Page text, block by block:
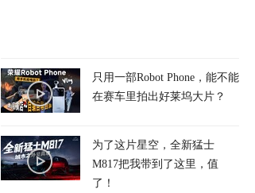
只用一部Robot Phone，能不能
在赛车里拍出好莱坞大片？
为了这片星空，全新猛士
M817把我带到了这里，值
了！